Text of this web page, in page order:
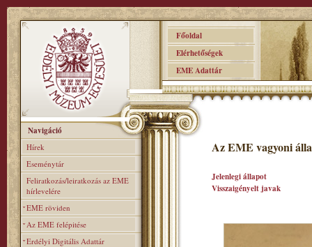
Főoldal
Elérhetőségek
EME Adattár
Navigáció
Hírek
Eseménytár
Feliratkozás/leiratkozás az EME
hírlevelére
EME röviden
Az EME felépitése
Erdélyi Digitális Adattár
Az EME vagyoni
Jelenlegi állapot
Visszaigényelt javak